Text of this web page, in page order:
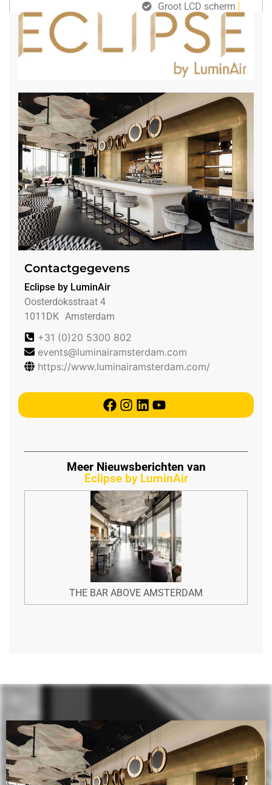
Groot LCD scherm
gratis draadloos internet
Contactgegevens
Eclipse by LuminAir
Oosterdoksstraat 4
1011DK Amsterdam
+31 (0)20 5300 802
events@luminairamsterdam.com
https://www.luminairamsterdam.com/
Meer Nieuwsberichten van
Eclipse by LuminAir
THE BAR ABOVE AMSTERDAM